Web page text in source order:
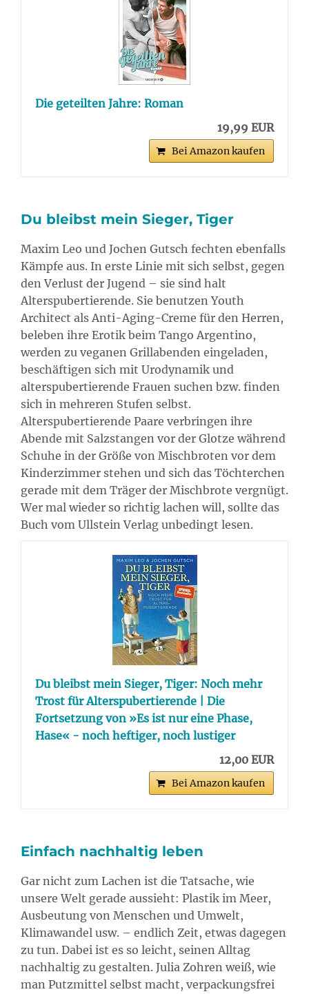
Die geteilten Jahre: Roman
19,99 EUR
Bei Amazon kaufen
Du bleibst mein Sieger, Tiger
Maxim Leo und Jochen Gutsch fechten ebenfalls
Kämpfe aus. In erste Linie mit sich selbst, gegen
den Verlust der Jugend – sie sind halt
Alterspubertierende. Sie benutzen Youth
Architect als Anti-Aging-Creme für den Herren,
beleben ihre Erotik beim Tango Argentino,
werden zu veganen Grillabenden eingeladen,
beschäftigen sich mit Urodynamik und
alterspubertierende Frauen suchen bzw. finden
sich in mehreren Stufen selbst.
Alterspubertierende Paare verbringen ihre
Abende mit Salzstangen vor der Glotze während
Schuhe in der Größe von Mischbroten vor dem
Kinderzimmer stehen und sich das Töchterchen
gerade mit dem Träger der Mischbrote vergnügt.
Wer mal wieder so richtig lachen will, sollte das
Buch vom Ullstein Verlag unbedingt lesen.
Du bleibst mein Sieger, Tiger: Noch mehr
Trost für Alterspubertierende | Die
Fortsetzung von »Es ist nur eine Phase,
Hase« - noch heftiger, noch lustiger
12,00 EUR
Bei Amazon kaufen
Einfach nachhaltig leben
Gar nicht zum Lachen ist die Tatsache, wie
unsere Welt gerade aussieht: Plastik im Meer,
Ausbeutung von Menschen und Umwelt,
Klimawandel usw. – endlich Zeit, etwas dagegen
zu tun. Dabei ist es so leicht, seinen Alltag
nachhaltig zu gestalten. Julia Zohren weiß, wie
man Putzmittel selbst macht, verpackungsfrei